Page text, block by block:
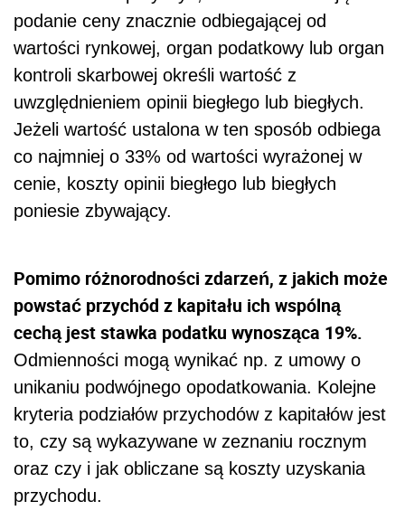
podanie ceny znacznie odbiegającej od
wartości rynkowej, organ podatkowy lub organ
kontroli skarbowej określi wartość z
uwzględnieniem opinii biegłego lub biegłych.
Jeżeli wartość ustalona w ten sposób odbiega
co najmniej o 33% od wartości wyrażonej w
cenie, koszty opinii biegłego lub biegłych
poniesie zbywający.
Pomimo różnorodności zdarzeń, z jakich może
powstać przychód z kapitału ich wspólną
cechą jest stawka podatku wynosząca 19%.
Odmienności mogą wynikać np. z umowy o
unikaniu podwójnego opodatkowania. Kolejne
kryteria podziałów przychodów z kapitałów jest
to, czy są wykazywane w zeznaniu rocznym
oraz czy i jak obliczane są koszty uzyskania
przychodu.